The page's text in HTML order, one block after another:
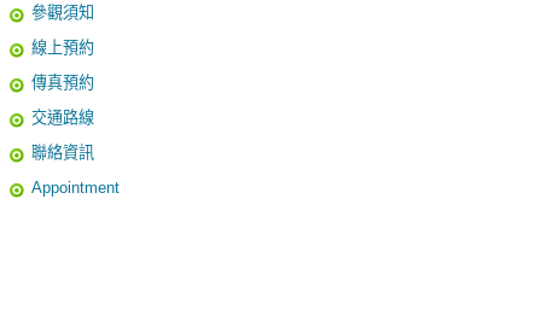
參觀須知
線上預約
傳真預約
交通路線
聯絡資訊
Appointment